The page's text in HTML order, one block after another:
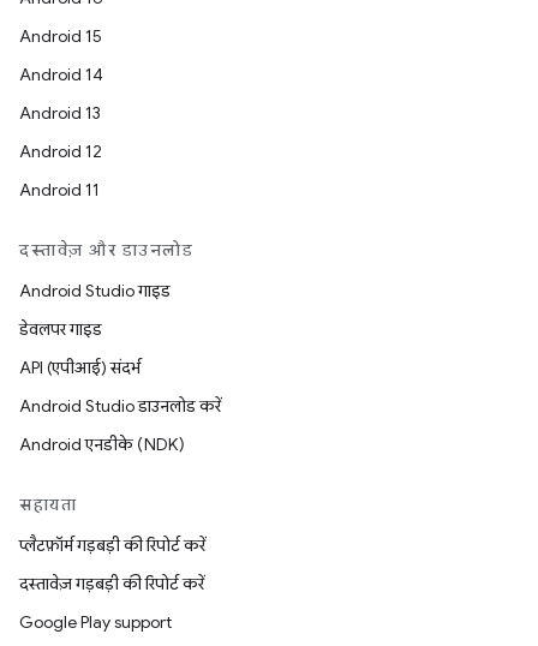
Android 15
Android 14
Android 13
Android 12
Android 11
दस्तावेज़ और डाउनलोड
Android Studio गाइड
डेवलपर गाइड
API (एपीआई) संदर्भ
Android Studio डाउनलोड करें
Android एनडीके (NDK)
सहायता
प्लैटफ़ॉर्म गड़बड़ी की रिपोर्ट करें
दस्तावेज़ गड़बड़ी की रिपोर्ट करें
Google Play support